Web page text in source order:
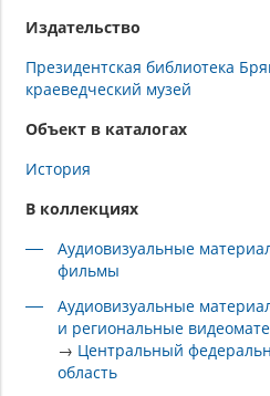
Издательство
Президентская библиотека
краеведческий музей
Объект в каталогах
История
В коллекциях
Аудиовизуальные
фильмы
Аудиовизуальные
и региональные
→ Центральный
область